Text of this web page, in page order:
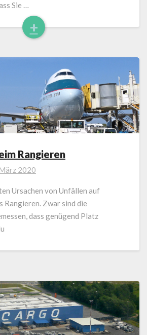
Sie …
+
Read
Rangieren
2020
Ursachen von Unfällen auf
Rangieren. Zwar sind die
dass genügend Platz